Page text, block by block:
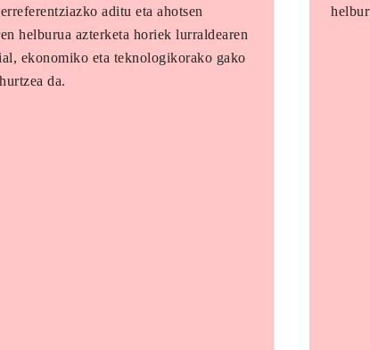
aditu eta ahotsen
helburua azterketa horiek lurraldearen
ekonomiko eta teknologikorako gako
da.